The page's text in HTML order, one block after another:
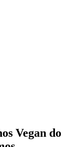
Vegan do